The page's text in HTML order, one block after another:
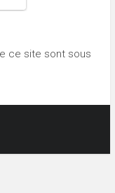
ce site sont sous